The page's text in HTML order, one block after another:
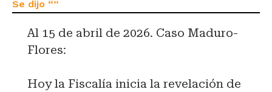
Al 15 de abril de 2026. Caso Maduro-
Flores:
Hoy la Fiscalía inicia la revelación de